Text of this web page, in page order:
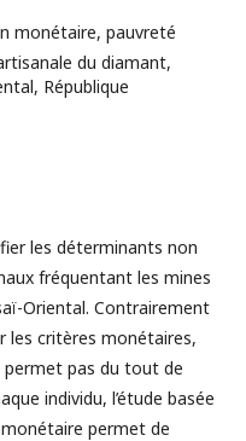
monétaire, pauvreté
du diamant,
République
les déterminants non
fréquentant les mines
Oriental. Contrairement
les critères monétaires,
permet pas du tout de
individu, l’étude basée
permet de